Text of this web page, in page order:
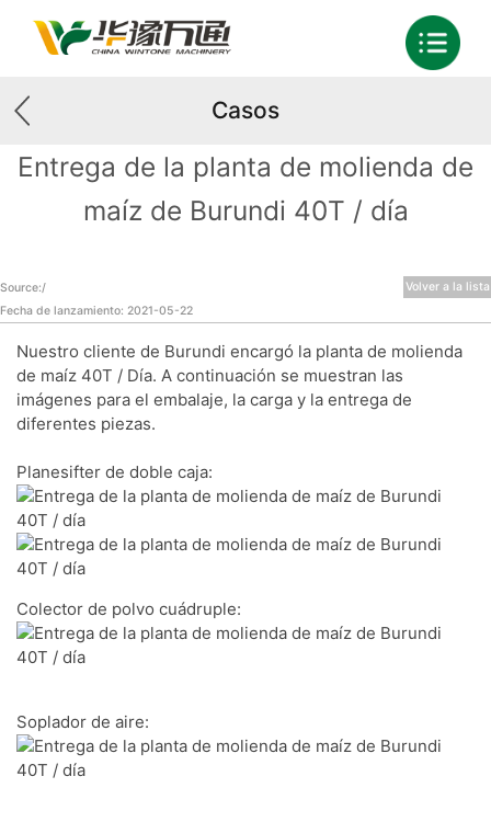
Casos
Entrega de la planta de molienda de
maíz de Burundi 40T / día
Volver a la lista
Source:/
Fecha de lanzamiento: 2021-05-22
Nuestro cliente de Burundi encargó la planta de molienda
de maíz 40T / Día. A continuación se muestran las
imágenes para el embalaje, la carga y la entrega de
diferentes piezas.
Planesifter de doble caja:
Colector de polvo cuádruple:
Soplador de aire: